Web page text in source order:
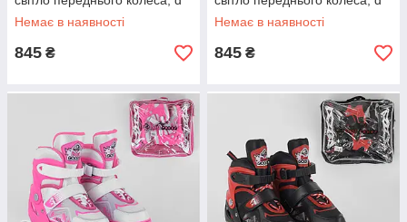
коліщатка — 7 см роликові
ковзани
Немає в наявності
845 ₴
коліщатка — 7 см роликові
ковзани
Немає в наявності
845 ₴